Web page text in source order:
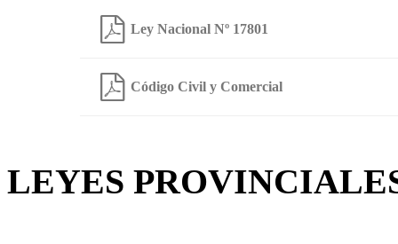
Ley Nacional Nº 17801
Código Civil y Comercial
LEYES